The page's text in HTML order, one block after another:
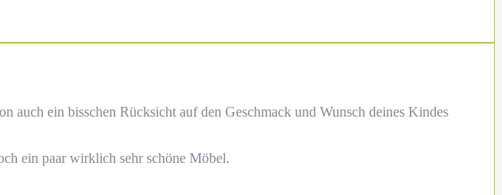
auch ein bisschen Rücksicht auf den Geschmack und Wunsch deines Kindes
ein paar wirklich sehr schöne Möbel.